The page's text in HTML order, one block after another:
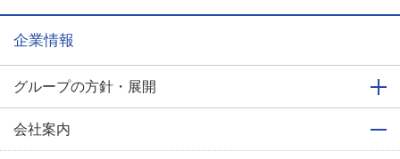
企業情報
グループの方針・展開
会社案内